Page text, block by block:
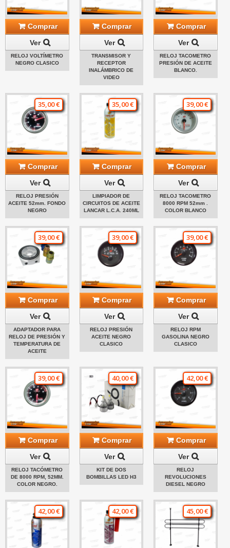
Comprar
Ver
RELOJ VOLTÍMETRO
NEGRO CLASICO
Comprar
Ver
TRANSMISOR Y
RECEPTOR
INALÁMBRICO DE
VIDEO
Comprar
Ver
RELOJ TACOMETRO
PRESIÓN DE ACEITE
BLANCO.
35,00 €
Comprar
Ver
RELOJ PRESIÓN
ACEITE 52mm. FONDO
NEGRO
35,00 €
Comprar
Ver
LIMPIADOR DE
CIRCUITOS DE ACEITE
LANCAR L.C.A. 240ML
39,00 €
Comprar
Ver
RELOJ TACOMETRO
8000 RPM 52mm .
COLOR BLANCO
39,00 €
Comprar
Ver
ADAPTADOR PARA
RELOJ DE PRESIÓN Y
TEMPERATURA DE
ACEITE
39,00 €
Comprar
Ver
RELOJ PRESIÓN
ACEITE NEGRO
CLASICO
39,00 €
Comprar
Ver
RELOJ RPM
GASOLINA NEGRO
CLASICO
39,00 €
Comprar
Ver
RELOJ TACÓMETRO
DE 8000 RPM, 52MM.
COLOR NEGRO.
40,00 €
Comprar
Ver
KIT DE DOS
BOMBILLAS LED H3
42,00 €
Comprar
Ver
RELOJ
REVOLUCIONES
DIESEL NEGRO
42,00 € 42,00 € 45,00 €